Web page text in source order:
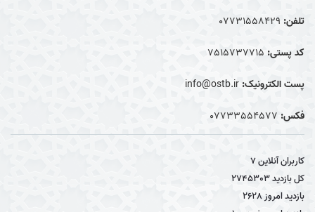
تلفن: 07731558429
کد پستی: 7515737715
پست الکترونیک: info@ostb.ir
فکس: 07733554577
کاربران آنلاین7
کل بازدید2745303
بازدید امروز2628